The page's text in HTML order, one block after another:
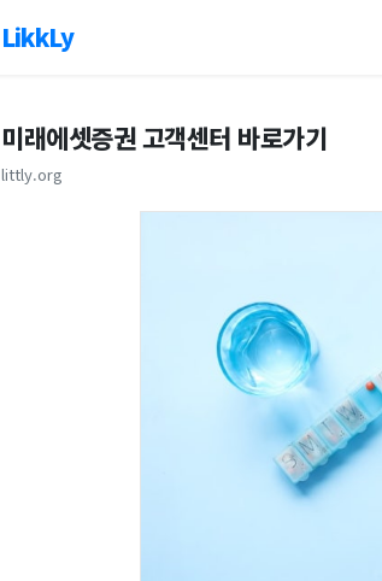
LikkLy
미래에셋증권 고객센터 바로가기
littly.org